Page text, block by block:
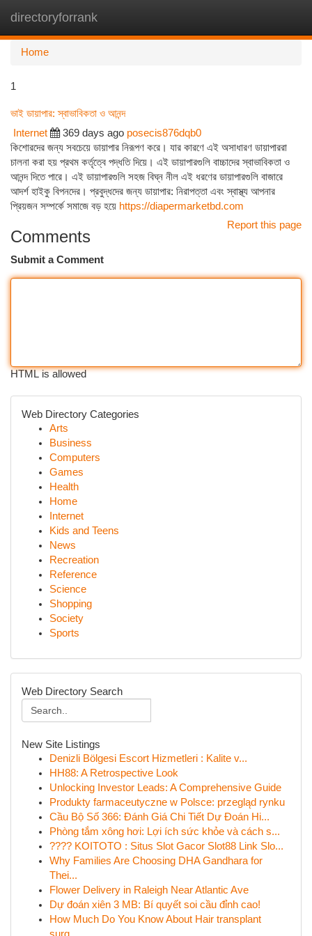
directoryforrank
Home
1
ভাই ডায়াপার: স্বাভাবিকতা ও আনন্দ
Internet 369 days ago posecis876dqb0
কিশোরদের জন্য সবচেয়ে ডায়াপার নিরূপণ করে। যার কারণে এই অসাধারণ ডায়াপাররা
চালনা করা হয় প্রথম কর্তৃত্বে পদ্ধতি দিয়ে। এই ডায়াপারগুলি বাচ্চাদের স্বাভাবিকতা ও
আনন্দ দিতে পারে। এই ডায়াপারগুলি সহজ বিঘ্ন নীল এই ধরণের ডায়াপারগুলি বাজারে
আদর্শ হাইকু বিপনদের। প্রবুদ্ধদের জন্য ডায়াপার: নিরাপত্তা এবং স্বাস্থ্য আপনার
প্রিয়জন সম্পর্কে সমাজে বড় হয়ে https://diapermarketbd.com
Report this page
Comments
Submit a Comment
HTML is allowed
Web Directory Categories
Arts
Business
Computers
Games
Health
Home
Internet
Kids and Teens
News
Recreation
Reference
Science
Shopping
Society
Sports
Web Directory Search
New Site Listings
Denizli Bölgesi Escort Hizmetleri : Kalite v...
HH88: A Retrospective Look
Unlocking Investor Leads: A Comprehensive Guide
Produkty farmaceutyczne w Polsce: przegląd rynku
Cầu Bộ Số 366: Đánh Giá Chi Tiết Dự Đoán Hi...
Phòng tắm xông hơi: Lợi ích sức khỏe và cách s...
???? KOITOTO : Situs Slot Gacor Slot88 Link Slo...
Why Families Are Choosing DHA Gandhara for
Thei...
Flower Delivery in Raleigh Near Atlantic Ave
Dự đoán xiên 3 MB: Bí quyết soi cầu đỉnh cao!
How Much Do You Know About Hair transplant